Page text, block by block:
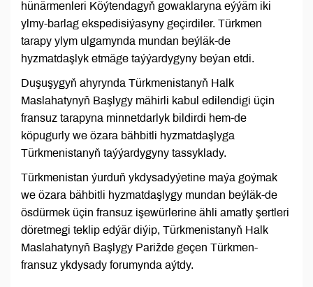
hünärmenleri Köýtendagyň gowaklaryna eýýäm iki
ylmy-barlag ekspedisiýasyny geçirdiler. Türkmen
tarapy ylym ulgamynda mundan beýläk-de
hyzmatdaşlyk etmäge taýýardygyny beýan etdi.
Duşuşygyň ahyrynda Türkmenistanyň Halk
Maslahatynyň Başlygy mähirli kabul edilendigi üçin
fransuz tarapyna minnetdarlyk bildirdi hem-de
köpugurly we özara bähbitli hyzmatdaşlyga
Türkmenistanyň taýýardygyny tassyklady.
Türkmenistan ýurduň ykdysadyýetine maýa goýmak
we özara bähbitli hyzmatdaşlygy mundan beýläk-de
ösdürmek üçin fransuz işewürlerine ähli amatly şertleri
döretmegi teklip edýär diýip, Türkmenistanyň Halk
Maslahatynyň Başlygy Parižde geçen Türkmen-
fransuz ykdysady forumynda aýtdy.